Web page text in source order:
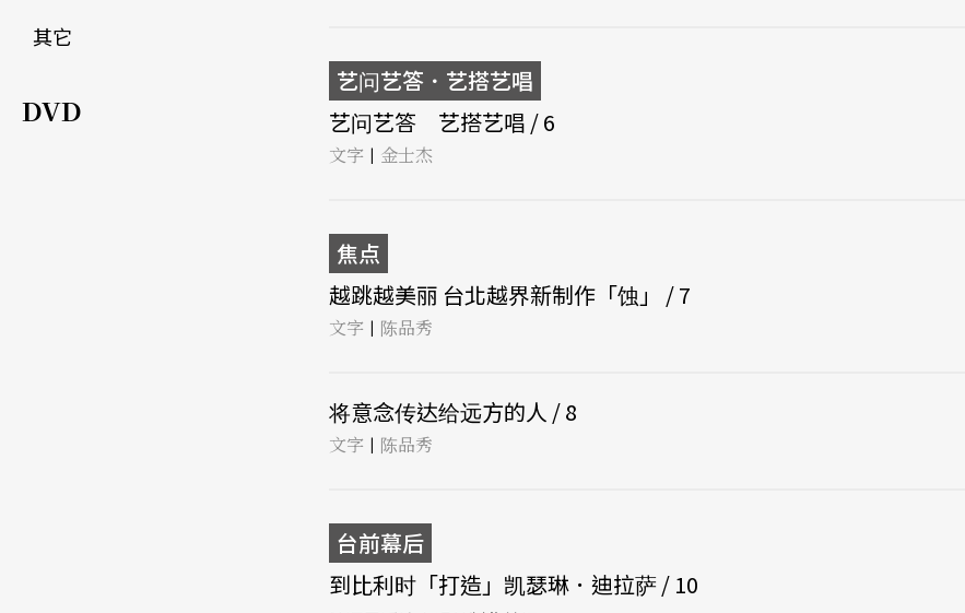
其它
DVD
艺问艺答．艺搭艺唱
艺问艺答 艺搭艺唱 / 6
文字 | 金士杰
焦点
越跳越美丽 台北越界新制作「蚀」 / 7
文字 | 陈品秀
将意念传达给远方的人 / 8
文字 | 陈品秀
台前幕后
到比利时「打造」凯瑟琳．迪拉萨 / 10